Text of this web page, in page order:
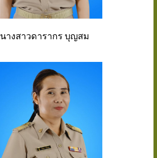
นางสาวดารากร บุญสม